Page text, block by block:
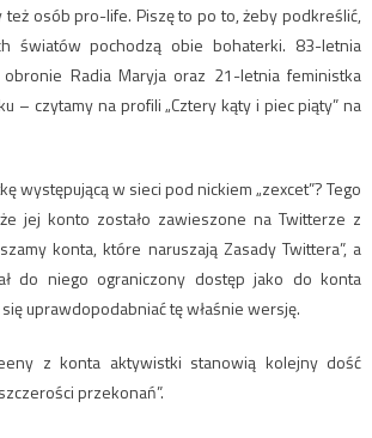
też osób pro-life. Piszę to po to, żeby podkreślić,
światów pochodzą obie bohaterki. 83-letnia
Radia Maryja oraz 21-letnia feministka
– czytamy na profili „Cztery kąty i piec piąty” na
występującą w sieci pod nickiem „zexcet”? Tego
jej konto zostało zawieszone na Twitterze z
konta, które naruszają Zasady Twittera”, a
do niego ograniczony dostęp jako do konta
uprawdopodabniać tę właśnie wersję.
z konta aktywistki stanowią kolejny dość
przekonań”.